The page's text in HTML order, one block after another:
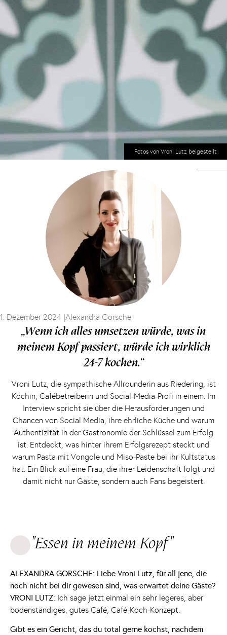
Fotos von Vroni Lutz beigestellt
1. Dezember 2024 |Alexandra Gorsche
„Wenn ich alles umsetzen würde, was in
meinem Kopf passiert, würde ich wirklich
24-7 kochen.“
Vroni Lutz, die sympathische Allrounderin aus Riedering, ist
Köchin, Cafébetreiberin und Social-Media-Profi in einem. Im
Interview spricht sie über die Herausforderungen und
Chancen von Social Media, ihre ehrliche Küche und warum
Authentizität in der Gastronomie der Schlüssel zum Erfolg
ist. Entdeckt, was hinter ihrem Erfolgsrezept steckt und
warum Pasta mit Vongole und Miso-Paste bei ihr Kultstatus
hat. Ein Blick auf eine Frau, die ihrer Leidenschaft folgt und
damit nicht nur Gäste, sondern auch Fans begeistert.
"Essen in meinem Kopf"
ALEXANDRA GORSCHE: Liebe Vroni Lutz, für all jene, die
noch nicht bei dir gewesen sind, was erwartet deine Gäste?
VRONI LUTZ: Ich sage jetzt einmal ein sehr legeres, aber
bodenständiges, gutes Café, Café-Koch-Konzept.
Gibt es ein Gericht, das du total gerne kochst, nachdem